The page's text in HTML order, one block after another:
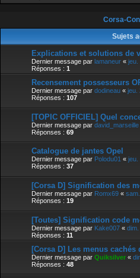
Corsa-
Sujets
Explications et solutions de
Dernier message par lamaneur « jeu.
Réponses : 1
Recensement possesseurs
Dernier message par dodineau « jeu.
Réponses : 107
[TOPIC OFFICIEL] Quel
Dernier message par david_marseille
Réponses : 69
Catalogue de jantes Opel
Dernier message par Polodu01 « jeu.
Réponses : 37
[Corsa D] Signification des
Dernier message par Romx69 «
Réponses : 19
[Toutes] Signification code
Dernier message par Kake007 «
Réponses : 11
[Corsa D] Les menus cachés
Dernier message par Quiksilver «
Réponses : 48